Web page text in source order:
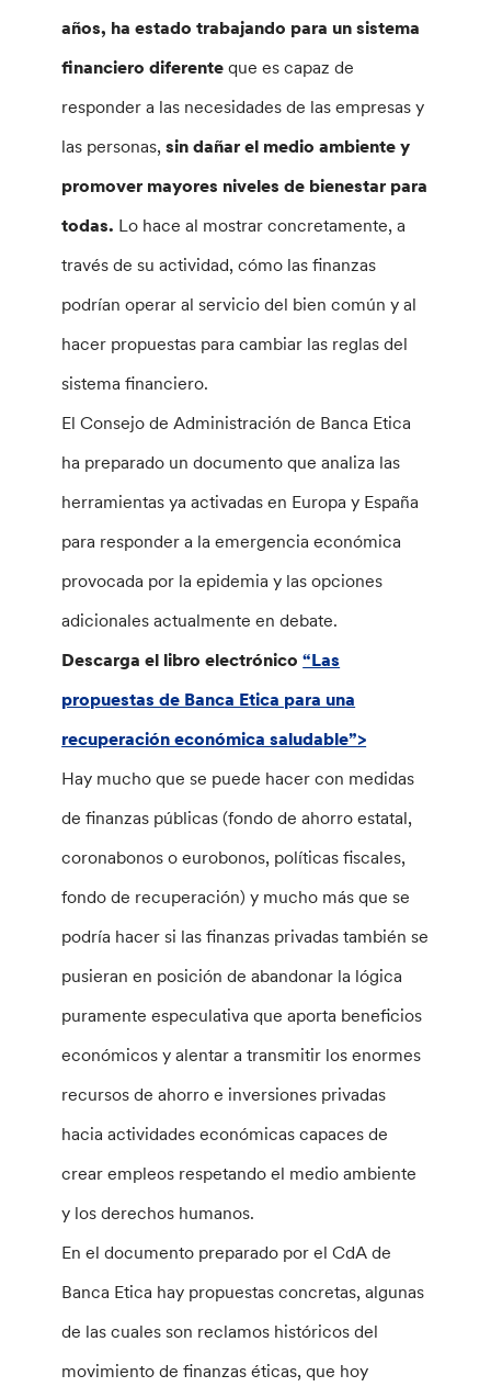
años, ha estado trabajando para un sistema
financiero diferenteque es capaz de
responder a las necesidades de las empresas y
las personas,sin dañar el medio ambiente y
promover mayores niveles de bienestar para
todas. Lo hace al mostrar concretamente, a
través de su actividad, cómo las finanzas
podrían operar al servicio del bien común y al
hacer propuestas para cambiar las reglas del
sistema financiero.
El Consejo de Administración de Banca Etica
ha preparado un documento que analiza las
herramientas ya activadas en Europa y España
para responder a la emergencia económica
provocada por la epidemia y las opciones
adicionales actualmente en debate.
Descarga el libro electrónico “Las
propuestas de Banca Etica para una
recuperación económica saludable”>
Hay mucho que se puede hacer con medidas
de finanzas públicas (fondo de ahorro estatal,
coronabonos o eurobonos, políticas fiscales,
fondo de recuperación) y mucho más que se
podría hacer si las finanzas privadas también se
pusieran en posición de abandonar la lógica
puramente especulativa que aporta beneficios
económicos y alentar a transmitir los enormes
recursos de ahorro e inversiones privadas
hacia actividades económicas capaces de
crear empleos respetando el medio ambiente
y los derechos humanos.
En el documento preparado por el CdA de
Banca Etica hay propuestas concretas, algunas
de las cuales son reclamos históricos del
movimiento de finanzas éticas, que hoy